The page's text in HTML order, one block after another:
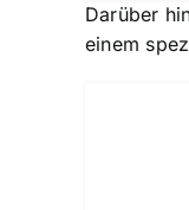
Darüber
einem